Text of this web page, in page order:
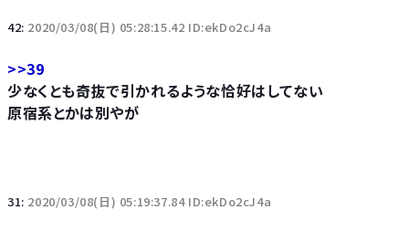
42: 2020/03/08(日) 05:28:15.42 ID:ekDo2cJ4a
>>39
少なくとも奇抜で引かれるような恰好はしてない
原宿系とかは別やが
31: 2020/03/08(日) 05:19:37.84 ID:ekDo2cJ4a